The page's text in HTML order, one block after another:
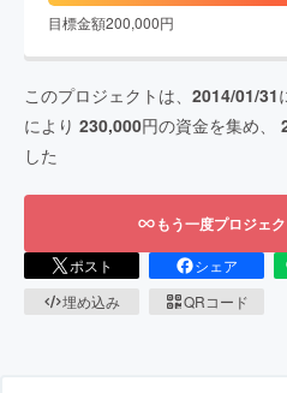
目標金額200,000円
このプロジェクトは、 2014/01/31
により 230,000円の資金を集め、
した
もう一度プロジェ
ポスト シェア
埋め込み
QRコード